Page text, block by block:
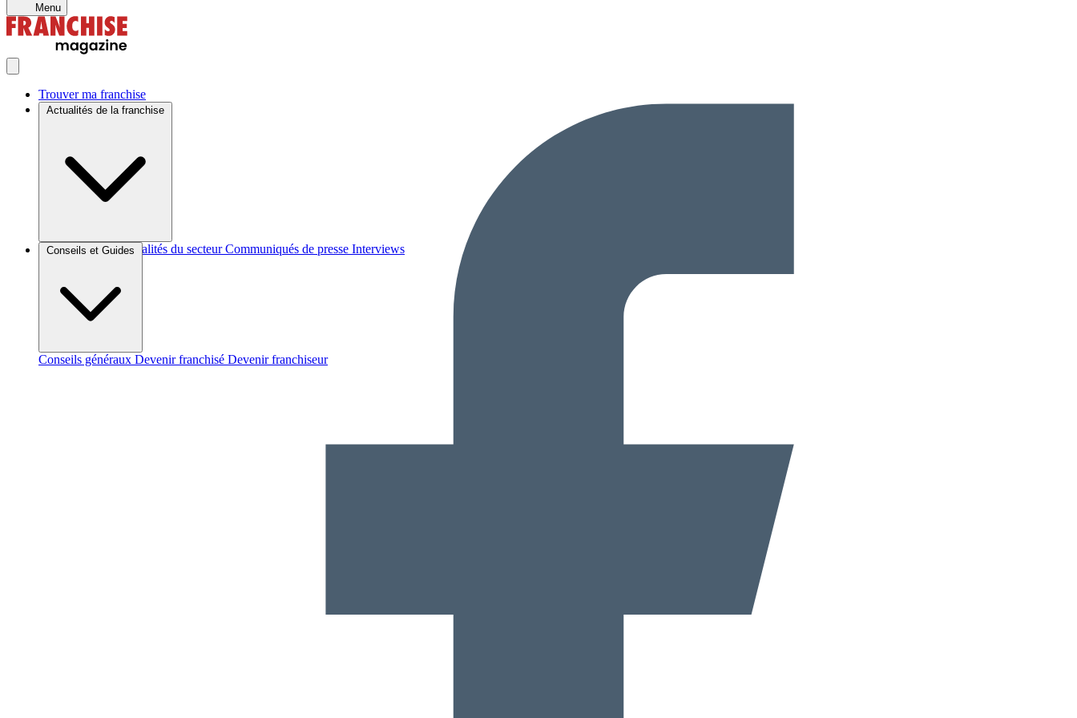
Menu
Trouver ma franchise
Actualités de la franchise
Brèves et actus Actualités du secteur Communiqués de presse Interviews
Conseils et Guides
Conseils généraux Devenir franchisé Devenir franchiseur